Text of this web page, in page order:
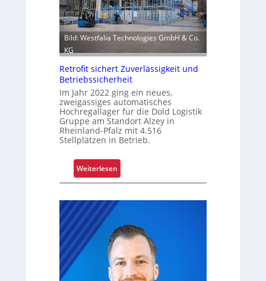
Bild: Westfalia Technologies GmbH & Co.
KG
Retrofit sichert Zuverlässigkeit und
Betriebssicherheit
Im Jahr 2022 ging ein neues,
zweigassiges automatisches
Hochregallager für die Dold Logistik
Gruppe am Standort Alzey in
Rheinland-Pfalz mit 4.516
Stellplätzen in Betrieb.
Weiterlesen:
R
t
o
i
t